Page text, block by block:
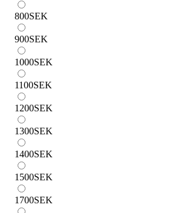
800SEK
900SEK
1000SEK
1100SEK
1200SEK
1300SEK
1400SEK
1500SEK
1700SEK